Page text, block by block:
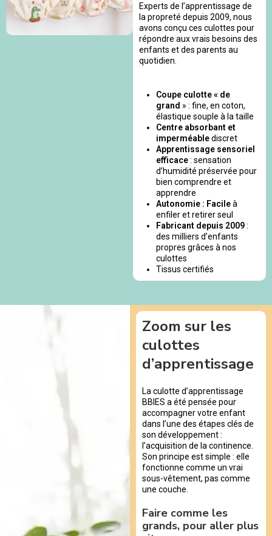
Experts de l’apprentissage de
la propreté depuis 2009, nous
avons conçu ces culottes pour
répondre aux vrais besoins des
enfants et des parents au
quotidien.
Coupe culotte « de
grand » : fine, en coton,
élastique souple à la taille
Centre absorbant et
imperméablediscret
Apprentissage sensoriel
efficace: sensation
d’humidité préservée pour
bien comprendre et
apprendre
Autonomie : Facileà
enfiler et retirer seul
Fabricant depuis 2009:
des milliers d’enfants
propres grâces à nos
culottes
Tissus certifiés
Zoom sur les
culottes
d’apprentissage
La culotte d’apprentissage
BBIES a été pensée pour
accompagner votre enfant
dans l’une des étapes clés de
son développement :
l’acquisition de la continence.
Son principe est simple : elle
fonctionne comme un vrai
sous-vêtement, pas comme
une couche.
Faire comme les
grands, pour aller plus